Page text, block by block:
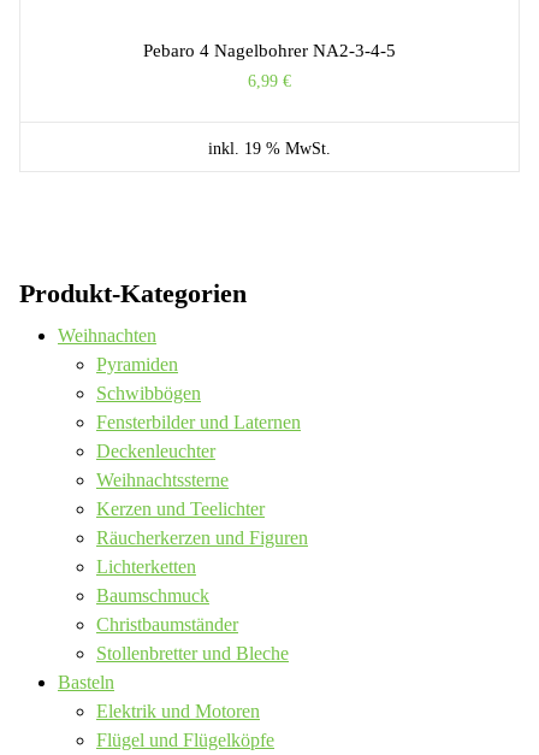
Pebaro 4 Nagelbohrer NA2-3-4-5
6,99 €
inkl. 19 % MwSt.
Produkt-Kategorien
Weihnachten
Pyramiden
Schwibbögen
Fensterbilder und Laternen
Deckenleuchter
Weihnachtssterne
Kerzen und Teelichter
Räucherkerzen und Figuren
Lichterketten
Baumschmuck
Christbaumständer
Stollenbretter und Bleche
Basteln
Elektrik und Motoren
Flügel und Flügelköpfe